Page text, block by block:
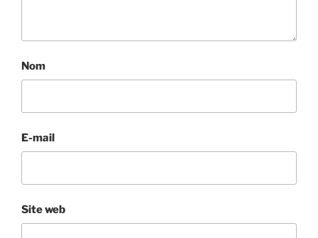
Nom
E-mail
Site web